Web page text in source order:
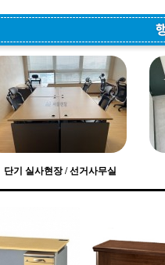
단기 실사현장 / 선거사무실